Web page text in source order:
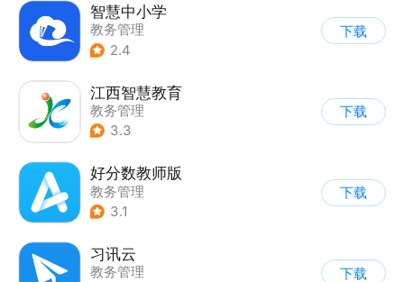
智慧中小学
教务管理
2.4
下载
江西智慧教育
教务管理
3.3
下载
好分数教师版
教务管理
3.1
下载
习讯云
教务管理
下载